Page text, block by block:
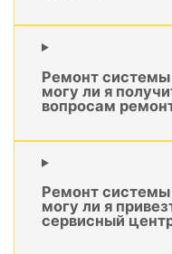
Ремонт системы
могу ли я
вопросам
Ремонт системы
могу ли я
сервисный